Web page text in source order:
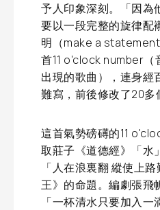
予人印象深刻。「因為
要以一段完整的旋律配
明（make a
首11 o'clock number（
出現的歌曲），連身經
難寫，前後修改了20多
這首氣勢磅礡的11
取莊子《道德經》「水
「人在浪裏翻 縱使上
王》的命題。編劇張飛
「一杯清水只要加入